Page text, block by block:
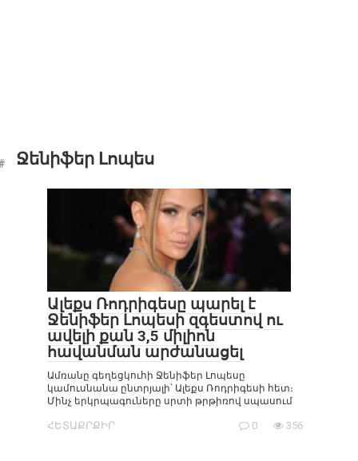
Ջենիֆեր Լոպես
Ալեքս Ռոդրիգեսը պարել է
Ջենիֆեր Լոպեսի զգեստով ու
ավելի քան 3,5 միլիոն
հավանման արժանացել
Ամռանը գեղեցկուհի Ջենիֆեր Լոպեսը
կամուսնանա ընտրյալի՝ Ալեքս Ռոդրիգեսի հետ։
Մինչ երկրպագուները սրտի թրթիռով սպասում
ՀԵՏԱՔՐՔԻՐ 0 356